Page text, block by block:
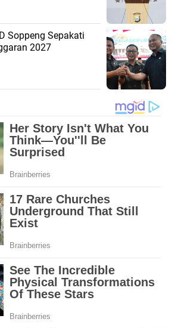
Soppeng Sepakati
2027